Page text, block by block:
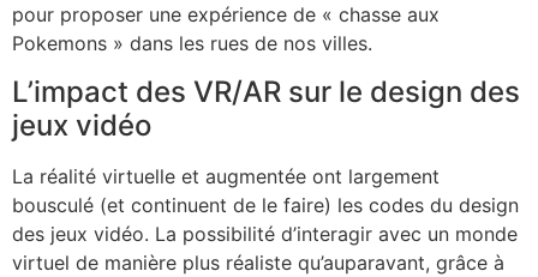
pour proposer une expérience de « chasse aux
Pokemons » dans les rues de nos villes.
L’impact des VR/AR sur le design des
jeux vidéo
La réalité virtuelle et augmentée ont largement
bousculé (et continuent de le faire) les codes du design
des jeux vidéo. La possibilité d’interagir avec un monde
virtuel de manière plus réaliste qu’auparavant, grâce à